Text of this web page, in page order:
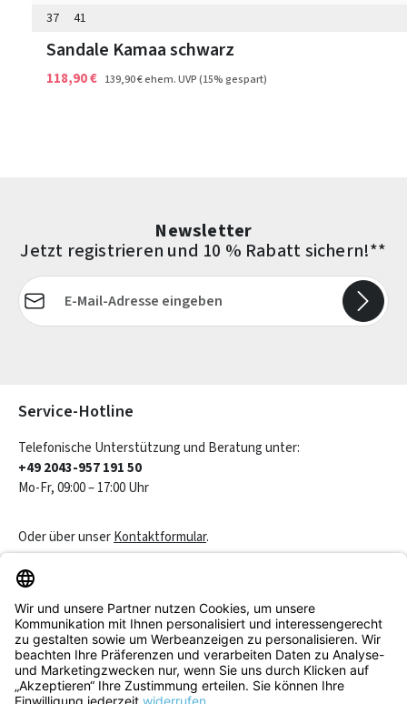
37 41
Sandale Kamaa schwarz
118,90 € 139,90 €ehem. UVP(15% gespart)
Newsletter
Jetzt registrieren und 10 % Rabatt sichern!**
E-Mail-Adresse*
Service-Hotline
Telefonische Unterstützung und Beratung unter:
+49 2043-957 191 50
Mo-Fr, 09:00 – 17:00 Uhr
Oder über unserKontaktformular.
Service & Beratung